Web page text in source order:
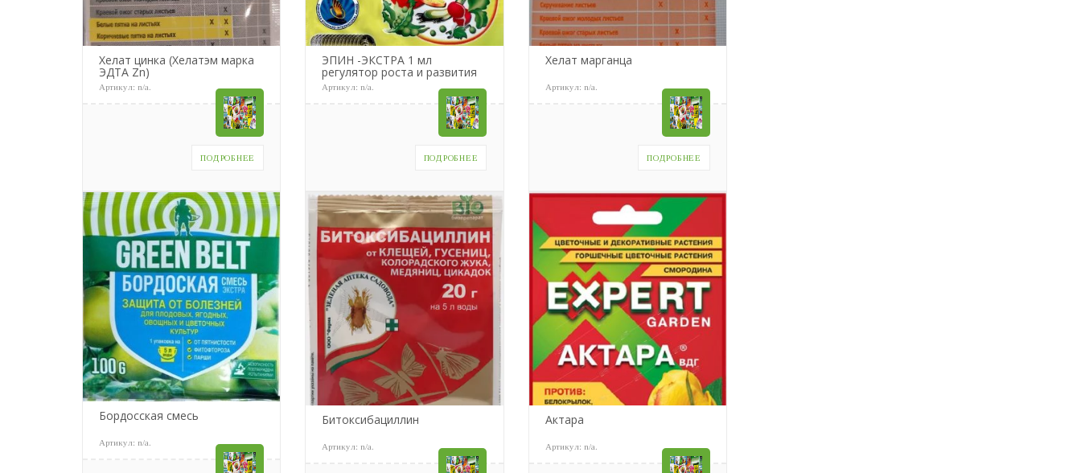
Хелат цинка (Хелатэм марка
ЭДТА Zn)
Артикул: n/a
ПОДРОБНЕЕ
ЭПИН -ЭКСТРА 1 мл
регулятор роста и развития
Артикул:n/a
ПОДРОБНЕЕ
Хелат марганца
Артикул: n/a
ПОДРОБНЕЕ
Бордосская смесь
Артикул: n/a
Битоксибациллин
Артикул:n/a
Актара
Артикул: n/a